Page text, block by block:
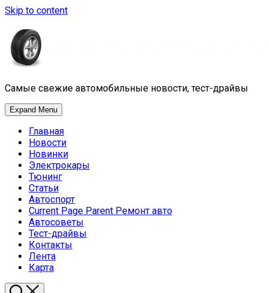
Skip to content
Самые свежие автомобильные новости, тест-драйвы
Expand Menu
Главная
Новости
Новинки
Электрокары
Тюнинг
Статьи
Автоспорт
Current Page Parent Ремонт авто
Автосоветы
Тест-драйвы
Контакты
Лента
Карта